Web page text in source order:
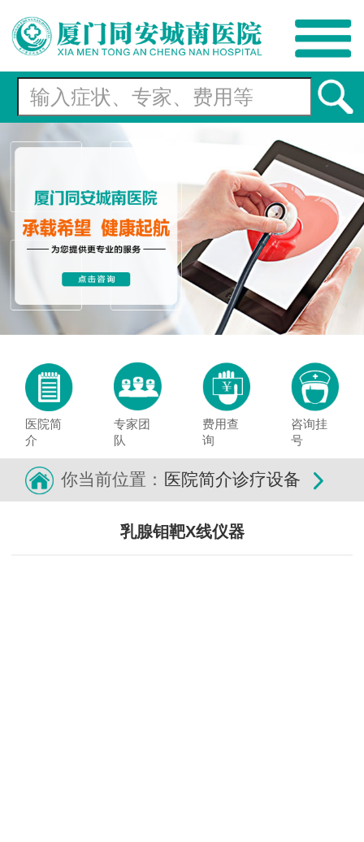
医院简
介
专家团
队
费用查
询
咨询挂
号
你当前位置： 医院简介诊疗设备
乳腺钼靶X线仪器